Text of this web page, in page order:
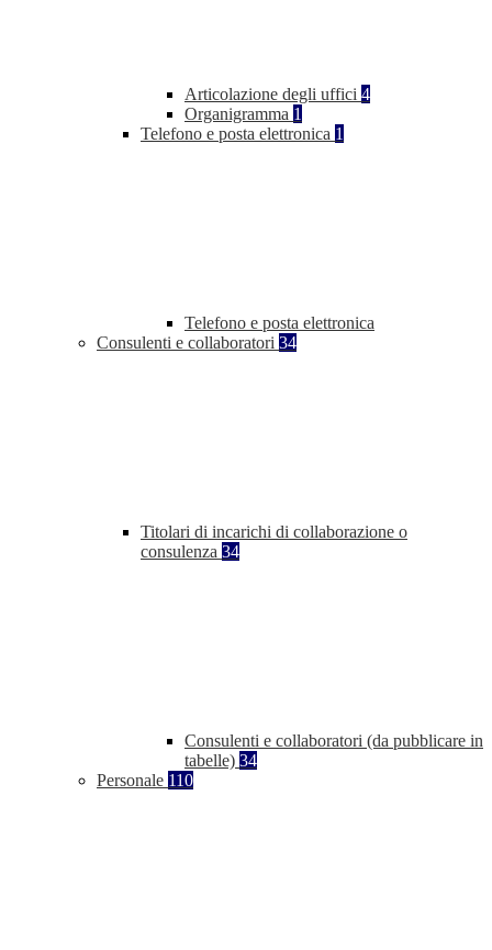
Articolazione degli uffici 4
Organigramma 1
Telefono e posta elettronica 1
Telefono e posta elettronica
Consulenti e collaboratori 34
Titolari di incarichi di collaborazione o
consulenza 34
Consulenti e collaboratori (da pubblicare in
tabelle) 34
Personale 110